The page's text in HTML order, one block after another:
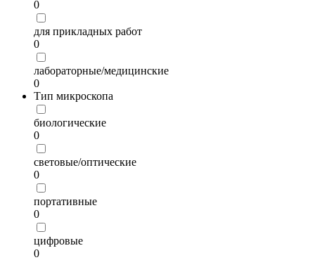
0
для прикладных работ
0
лабораторные/медицинские
0
Тип микроскопа
биологические
0
световые/оптические
0
портативные
0
цифровые
0